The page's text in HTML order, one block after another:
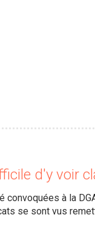
d'y voir
à la
se sont vus